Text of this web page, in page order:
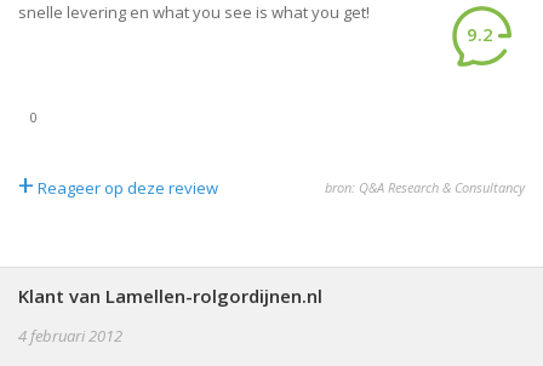
snelle levering en what you see is what you get!
9.2
0
+ Reageer op deze review bron: Q&A Research & Consultancy
Klant van Lamellen-rolgordijnen.nl
4 februari 2012